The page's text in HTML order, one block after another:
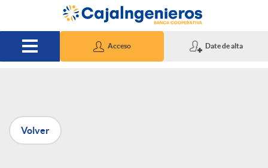
Saltar al contenido principal
Acceso Date de alta
P
u
Volver